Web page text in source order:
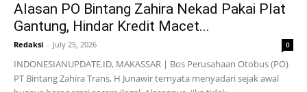
Alasan PO Bintang Zahira Nekad Pakai Plat
Gantung, Hindar Kredit Macet...
Redaksi - July 25, 2026 0
INDONESIANUPDATE.ID, MAKASSAR | Bos Perusahaan Otobus (PO)
PT Bintang Zahira Trans, H Junawir ternyata menyadari sejak awal